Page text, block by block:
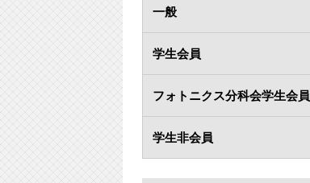
一般
学生会員
フォトニクス分科会学生会員
学生非会員